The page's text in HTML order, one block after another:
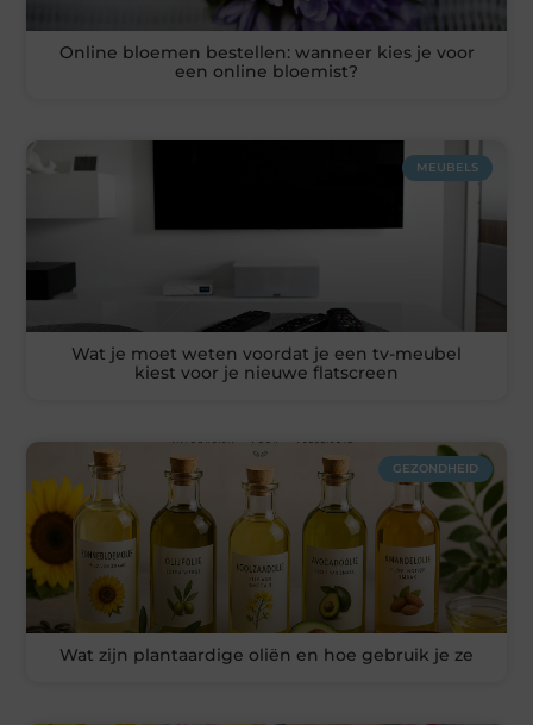
Online bloemen bestellen: wanneer kies je voor
een online bloemist?
MEUBELS
Wat je moet weten voordat je een tv-meubel
kiest voor je nieuwe flatscreen
GEZONDHEID
Wat zijn plantaardige oliën en hoe gebruik je ze